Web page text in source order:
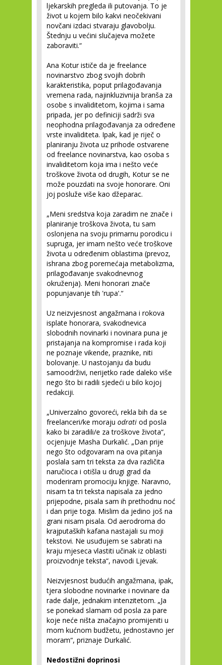
ljekarskih pregleda ili putovanja. To je
život u kojem bilo kakvi neočekivani
novčani izdaci stvaraju glavobolju.
Štednju u većini slučajeva možete
zaboraviti.“
Ana Kotur ističe da je freelance
novinarstvo zbog svojih dobrih
karakteristika, poput prilagođavanja
vremena rada, najinkluzivnija branša za
osobe s invaliditetom, kojima i sama
pripada, jer po definiciji sadrži sva
neophodna prilagođavanja za određene
vrste invaliditeta. Ipak, kad je riječ o
planiranju života uz prihode ostvarene
od freelance novinarstva, kao osoba s
invaliditetom koja ima i nešto veće
troškove života od drugih, Kotur se ne
može pouzdati na svoje honorare. Oni
joj posluže više kao džeparac.
„Meni sredstva koja zaradim ne znače i
planiranje troškova života, tu sam
oslonjena na svoju primarnu porodicu i
supruga, jer imam nešto veće troškove
života u određenim oblastima (prevoz,
ishrana zbog poremećaja metabolizma,
prilagođavanje svakodnevnog
okruženja). Meni honorari znače
popunjavanje tih 'rupa'.“
Uz neizvjesnost angažmana i rokova
isplate honorara, svakodnevica
slobodnih novinarki i novinara puna je
pristajanja na kompromise i rada koji
ne poznaje vikende, praznike, niti
bolovanje. U nastojanju da budu
samoodrživi, nerijetko rade daleko više
nego što bi radili sjedeći u bilo kojoj
redakciji.
„Univerzalno govoreći, rekla bih da se
freelanceri/ke moraju odrati od posla
kako bi zaradili/e za troškove života“,
ocjenjuje Masha Durkalić. „Dan prije
nego što odgovaram na ova pitanja
poslala sam tri teksta za dva različita
naručioca i otišla u drugi grad da
moderiram promociju knjige. Naravno,
nisam ta tri teksta napisala za jedno
prijepodne, pisala sam ih prethodnu noć
i dan prije toga. Mislim da jedino još na
grani nisam pisala. Od aerodroma do
krajputaških kafana nastajali su moji
tekstovi. Ne usuđujem se sabrati na
kraju mjeseca vlastiti učinak iz oblasti
proizvodnje teksta“, navodi Ljevak.
Neizvjesnost budućih angažmana, ipak,
tjera slobodne novinarke i novinare da
rade dalje, jednakim intenzitetom. „Ja
se ponekad slamam od posla za pare
koje neće ništa značajno promijeniti u
mom kućnom budžetu, jednostavno jer
moram“, priznaje Durkalić.
Nedostižni doprinosi